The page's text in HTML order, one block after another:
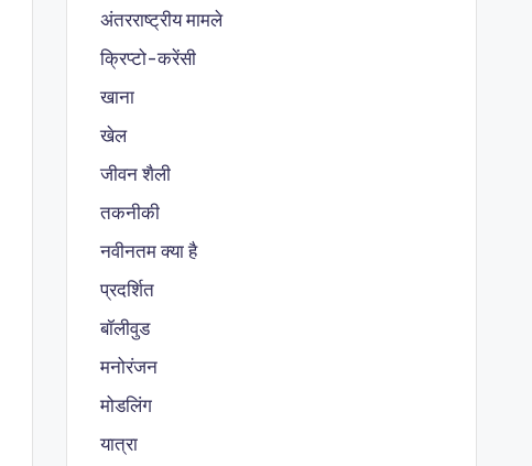
अंतरराष्ट्रीय मामले
क्रिप्टो-करेंसी
खाना
खेल
जीवन शैली
तकनीकी
नवीनतम क्या है
प्रदर्शित
बॉलीवुड
मनोरंजन
मोडलिंग
यात्रा